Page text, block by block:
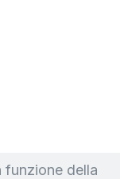
funzione della